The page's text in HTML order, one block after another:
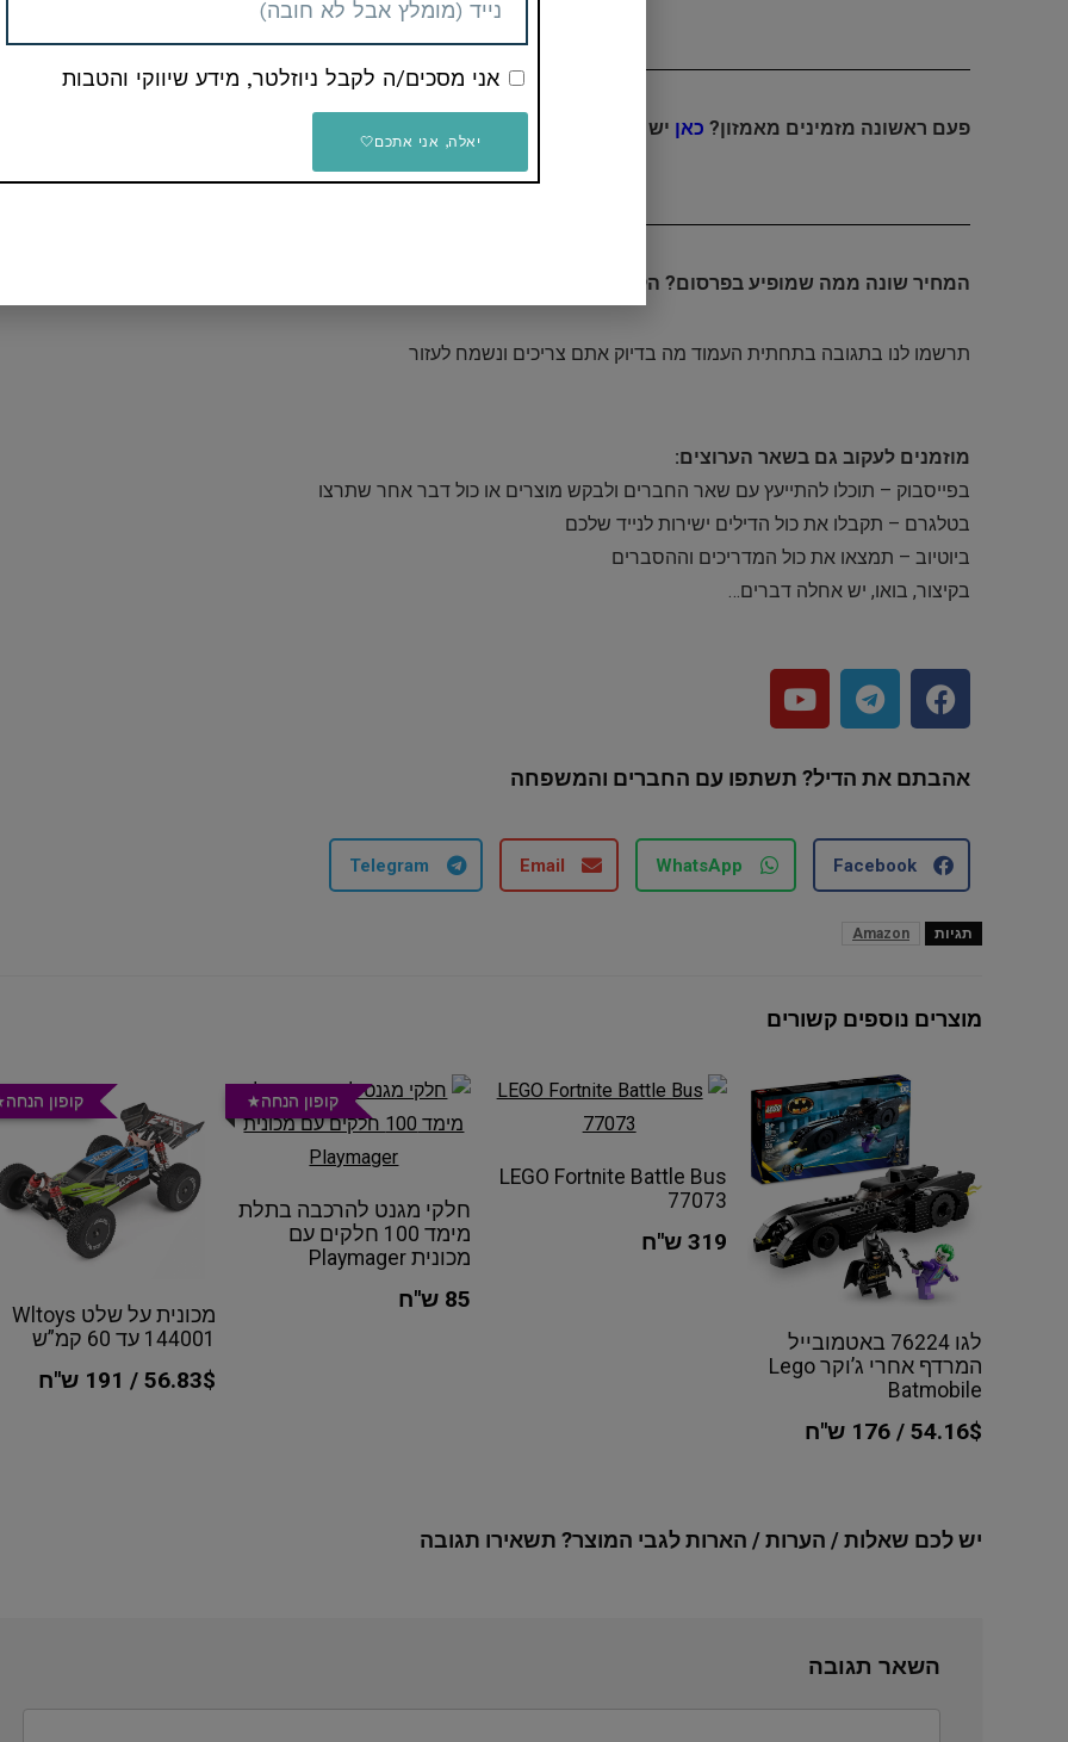
פעם ראשונה מזמינים מאמזון? כאן יש לכם מדריך איך לעשות זאת בקלות
המחיר שונה ממה שמופיע בפרסום? הקופון לא תקף? יש לכם שאלות בנוגע לדיל?
תרשמו לנו בתגובה בתחתית העמוד מה בדיוק אתם צריכים ונשמח לעזור
מוזמנים לעקוב גם בשאר הערוצים:
בפייסבוק – תוכלו להתייעץ עם שאר החברים ולבקש מוצרים או כול דבר אחר שתרצו
בטלגרם – תקבלו את כול הדילים ישירות לנייד שלכם
ביוטיוב – תמצאו את כול המדריכים וההסברים
בקיצור, בואו, יש אחלה דברים…
אהבתם את הדיל? תשתפו עם החברים והמשפחה
Facebook
WhatsApp
Email
Telegram
תגיות Amazon
מוצרים נוספים קשורים
לגו 76224 באטמובייל
המרדף אחרי ג’וקר Lego
Batmobile
54.16$ / 176 ש"ח
LEGO Fortnite Battle Bus
77073
319 ש"ח
קופון הנחה
חלקי מגנט להרכבה בתלת
מימד 100 חלקים עם
מכונית Playmager
85 ש"ח
קופון הנחה
מכונית על שלט Wltoys
144001 עד 60 קמ”ש
56.83$ / 191 ש"ח
יש לכם שאלות / הערות / הארות לגבי המוצר? תשאירו תגובה
השאר תגובה
אני מסכים/ה לקבל ניוזלטר, מידע שיווקי והטבות
יאלה, אני אתכם🤍